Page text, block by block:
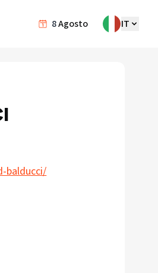
8Agosto IT
balducci/